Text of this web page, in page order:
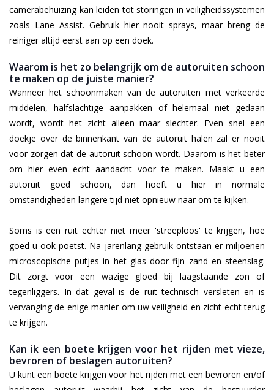
camerabehuizing kan leiden tot storingen in veiligheidssystemen
zoals Lane Assist. Gebruik hier nooit sprays, maar breng de
reiniger altijd eerst aan op een doek.
Waarom is het zo belangrijk om de autoruiten schoon
te maken op de juiste manier?
Wanneer het schoonmaken van de autoruiten met verkeerde
middelen, halfslachtige aanpakken of helemaal niet gedaan
wordt, wordt het zicht alleen maar slechter. Even snel een
doekje over de binnenkant van de autoruit halen zal er nooit
voor zorgen dat de autoruit schoon wordt. Daarom is het beter
om hier even echt aandacht voor te maken. Maakt u een
autoruit goed schoon, dan hoeft u hier in normale
omstandigheden langere tijd niet opnieuw naar om te kijken.
Soms is een ruit echter niet meer 'streeploos' te krijgen, hoe
goed u ook poetst. Na jarenlang gebruik ontstaan er miljoenen
microscopische putjes in het glas door fijn zand en steenslag.
Dit zorgt voor een wazige gloed bij laagstaande zon of
tegenliggers. In dat geval is de ruit technisch versleten en is
vervanging de enige manier om uw veiligheid en zicht echt terug
te krijgen.
Kan ik een boete krijgen voor het rijden met vieze,
bevroren of beslagen autoruiten?
U kunt een boete krijgen voor het rijden met een bevroren en/of